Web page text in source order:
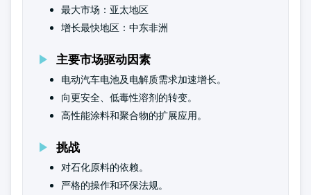
最大市场：亚太地区
增长最快地区：中东非洲
主要市场驱动因素
电动汽车电池及电解质需求加速增长。
向更安全、低毒性溶剂的转变。
高性能涂料和聚合物的扩展应用。
挑战
对石化原料的依赖。
严格的操作和环保法规。